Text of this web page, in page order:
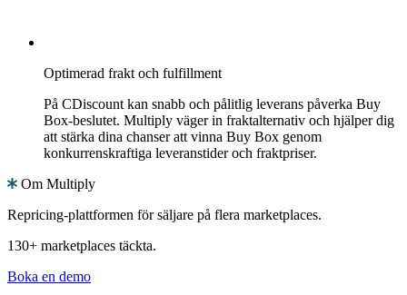
Optimerad frakt och fulfillment
På CDiscount kan snabb och pålitlig leverans påverka Buy
Box-beslutet. Multiply väger in fraktalternativ och hjälper dig
att stärka dina chanser att vinna Buy Box genom
konkurrenskraftiga leveranstider och fraktpriser.
Om Multiply
Repricing-plattformen för säljare på flera marketplaces.
130+ marketplaces täckta.
Boka en demo